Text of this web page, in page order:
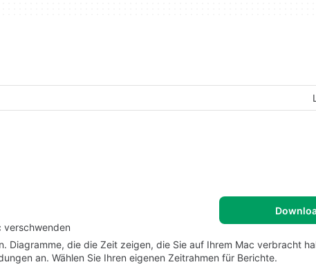
verschwenden
Diagramme, die die Zeit zeigen, die Sie auf Ihrem Mac verbracht
an. Wählen Sie Ihren eigenen Zeitrahmen für Berichte.